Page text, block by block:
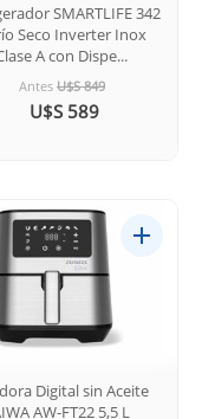
SMARTLIFE 342
Seco Inverter Inox
A con Dispe...
Antes U$S 849
U$S 589
Digital sin Aceite
AW-FT22 5,5 L